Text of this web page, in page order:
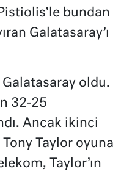
bundan
Galatasaray’ı
oldu.
32-25
Ancak ikinci
Taylor oyuna
Taylor’ın